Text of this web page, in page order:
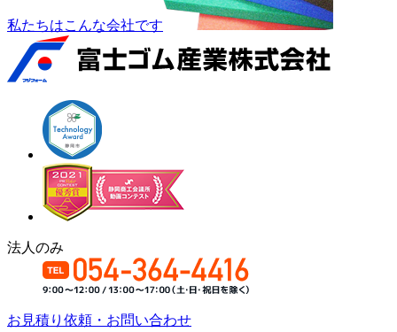
私たちはこんな会社です
法人のみ
お見積り依頼・お問い合わせ